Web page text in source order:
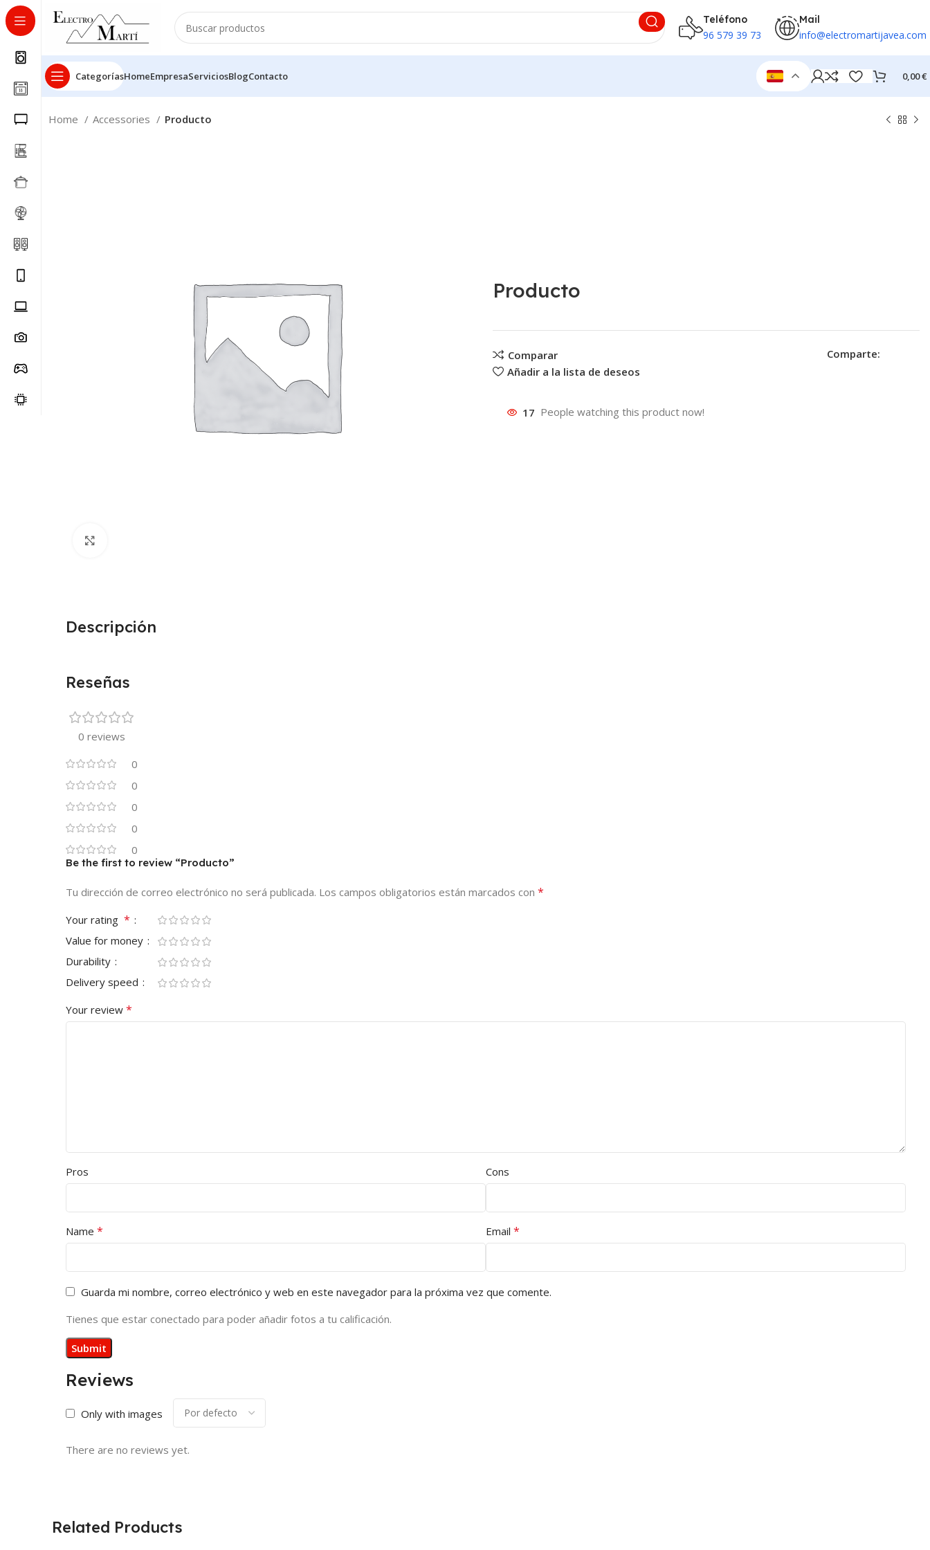
Teléfono
96 579 39 73
Mail
info@electromartijavea.com
CategoríasHomeEmpresaServiciosBlogContacto 0,00€
Home Accessories Producto
Producto
Comparar
Añadir a la lista de deseos
Comparte:
17 People watching this product now!
Descripción
Reseñas
0 reviews
0
0
0
0
0
Reviews
Only with images
There are no reviews yet.
Be the first to review “Producto”
Tu dirección de correo electrónico no será publicada. Los campos obligatorios están marcados con *
Your rating *
Value for money
Durability
Delivery speed
Your review *
Pros Cons
Name * Email *
Guarda mi nombre, correo electrónico y web en este navegador para la próxima vez que comente.
Tienes que estar conectado para poder añadir fotos a tu calificación.
Related Products